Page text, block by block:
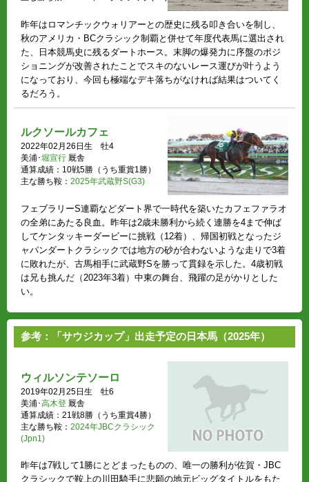
昨年はロマンチックウォリアーとの歴史に残る叩き合いを制し、
秋のアメリカ・BCクラシック制覇と併せて年度代表馬に選出され
た、日本競馬史に残るダートホース。末脚の爆発力に序盤のポジ
ショニングが改善されたことでスキのないレース運びが叶うよう
になっており、今回も極端なデキ落ちがなければ結果はついてく
るだろう。
ルクソールカフェ
2022年02月26日生 牡4
美浦･堀宣行 厩舎
通算成績：10戦5勝（うち重賞1勝）
主な勝ち鞍： 2025年武蔵野S(G3)
フェブラリーS連覇などダート界で一時代を築いたカフェファラオ
の全弟にあたる良血。昨年は2歳未勝利から続く連勝を4まで伸ば
してケンタッキーダービーに挑戦（12着）、帰国初戦となったジ
ャパンダートクラシックでは地方の砂が合わないような走りで3着
に敗れたが、古馬相手に武蔵野Sを勝って貫録を示した。4歳初戦
は兄も挑んだ（2023年3着）中東の舞台、飛躍の足がかりとした
い。
参考：「サウジカップ」出走予定の日本馬（2025年）
ウィルソンテソーロ
2019年02月25日生 牡6
美浦･高木登 厩舎
通算成績：21戦8勝（うち重賞4勝）
主な勝ち鞍： 2024年JBCクラシック
(Jpn1)
昨年は7戦して1勝にとどまったものの、唯一の勝利が佐賀・JBC
クラシックで鞍上の川田騎手に悲願の地元ビッグタイトルをもた